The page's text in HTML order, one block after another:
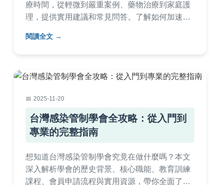
療時間，從輕微到嚴重案例、藥物治療到家庭護
理，提供實用建議和常見問答。了解如何加速康
復健康。
閱讀全文
2025-11-20
台灣感染管制學會全攻略：從入門到
專業的完整指南
想知道台灣感染管制學會究竟在做什麼嗎？本文
深入解析學會的歷史背景、核心職能、教育訓練
課程、會員申請流程與實用資源，帶你全面了解